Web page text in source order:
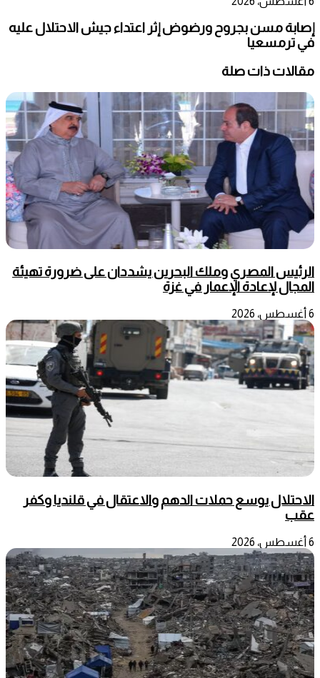
إصابة مسن بجروح ورضوض إثر اعتداء جيش الاحتلال عليه
في ترمسعيا
مقالات ذات صلة
الرئيس المصري وملك البحرين يشددان على ضرورة تهيئة
المجال لإعادة الإعمار في غزة
6 أغسطس، 2026
الاحتلال يوسع حملات الدهم والاعتقال في قلنديا وكفر
عقب
6 أغسطس، 2026